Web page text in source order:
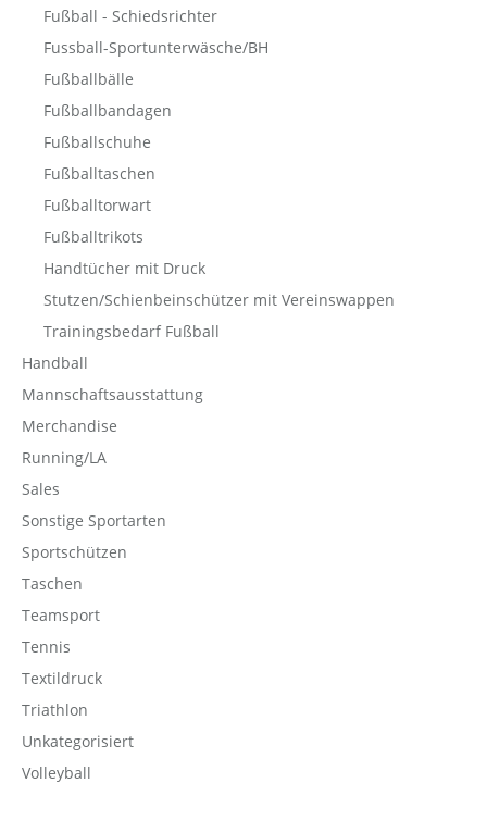
Fußball - Schiedsrichter
Fussball-Sportunterwäsche/BH
Fußballbälle
Fußballbandagen
Fußballschuhe
Fußballtaschen
Fußballtorwart
Fußballtrikots
Handtücher mit Druck
Stutzen/Schienbeinschützer mit Vereinswappen
Trainingsbedarf Fußball
Handball
Mannschaftsausstattung
Merchandise
Running/LA
Sales
Sonstige Sportarten
Sportschützen
Taschen
Teamsport
Tennis
Textildruck
Triathlon
Unkategorisiert
Volleyball